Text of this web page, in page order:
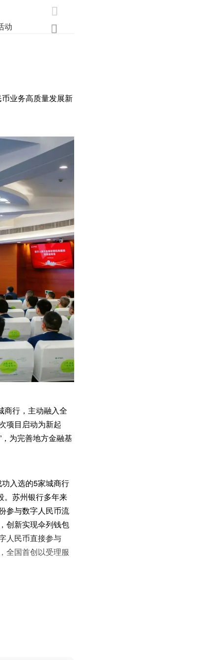

动 
业务高质量发展新
商行，主动融入全
项目启动为新起
为完善地方金融基
入选的5家城商行
。苏州银行多年来
参与数字人民币流
创新实现伞列钱包
人民币直接参与
全国首创以受理服